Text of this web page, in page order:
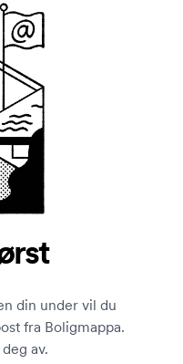
din under vil du
fra Boligmappa.
av.